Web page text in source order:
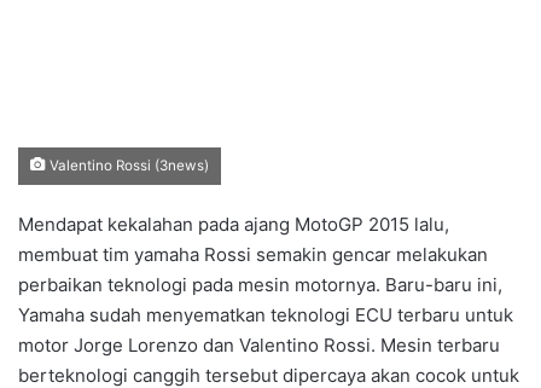
Valentino Rossi (3news)
Mendapat kekalahan pada ajang MotoGP 2015 lalu,
membuat tim yamaha Rossi semakin gencar melakukan
perbaikan teknologi pada mesin motornya. Baru-baru ini,
Yamaha sudah menyematkan teknologi ECU terbaru untuk
motor Jorge Lorenzo dan Valentino Rossi. Mesin terbaru
berteknologi canggih tersebut dipercaya akan cocok untuk